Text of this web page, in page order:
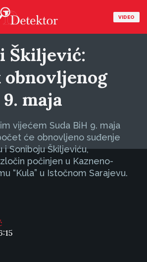
VIDEO
Škiljević:
obnovljenog
maja
vijećem Suda BiH 9. maja
će obnovljeno suđenje
i Soniboju Škiljeviću,
počinjen u Kazneno-
“Kula” u Istočnom Sarajevu.